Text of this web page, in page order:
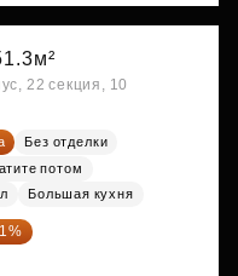
22 секция, 10
Без отделки
потом
Большая кухня